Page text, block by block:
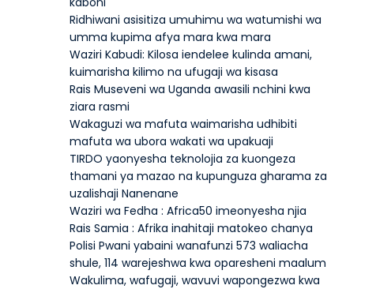
Ridhiwani asisitiza umuhimu wa watumishi wa
umma kupima afya mara kwa mara
Waziri Kabudi: Kilosa iendelee kulinda amani,
kuimarisha kilimo na ufugaji wa kisasa
Rais Museveni wa Uganda awasili nchini kwa
ziara rasmi
Wakaguzi wa mafuta waimarisha udhibiti
mafuta wa ubora wakati wa upakuaji
TIRDO yaonyesha teknolojia za kuongeza
thamani ya mazao na kupunguza gharama za
uzalishaji Nanenane
Waziri wa Fedha : Africa50 imeonyesha njia
Rais Samia : Afrika inahitaji matokeo chanya
Polisi Pwani yabaini wanafunzi 573 waliacha
shule, 114 warejeshwa kwa oparesheni maalum
Wakulima, wafugaji, wavuvi wapongezwa kwa